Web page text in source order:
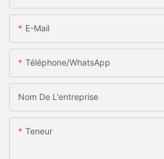
E-Mail
Téléphone/WhatsApp
Nom De L'entreprise
Teneur